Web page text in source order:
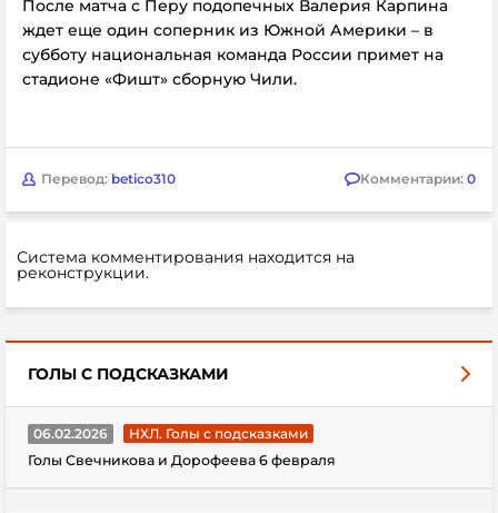
После матча с Перу подопечных Валерия Карпина
ждет еще один соперник из Южной Америки – в
субботу национальная команда России примет на
стадионе «Фишт» сборную Чили.
Перевод: betico310 Комментарии: 0
Система комментирования находится на
реконструкции.
ГОЛЫ С ПОДСКАЗКАМИ
06.02.2026
НХЛ. Голы с подсказками
Голы Свечникова и Дорофеева 6 февраля